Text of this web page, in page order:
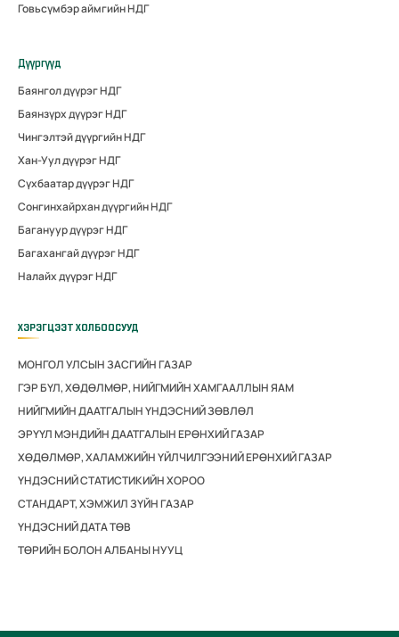
Говьсүмбэр аймгийн НДГ
Дүүргүүд
Баянгол дүүрэг НДГ
Баянзүрх дүүрэг НДГ
Чингэлтэй дүүргийн НДГ
Хан-Уул дүүрэг НДГ
Сүхбаатар дүүрэг НДГ
Сонгинхайрхан дүүргийн НДГ
Багануур дүүрэг НДГ
Багахангай дүүрэг НДГ
Налайх дүүрэг НДГ
ХЭРЭГЦЭЭТ ХОЛБООСУУД
МОНГОЛ УЛСЫН ЗАСГИЙН ГАЗАР
ГЭР БҮЛ, ХӨДӨЛМӨР, НИЙГМИЙН ХАМГААЛЛЫН ЯАМ
НИЙГМИЙН ДААТГАЛЫН ҮНДЭСНИЙ ЗӨВЛӨЛ
ЭРҮҮЛ МЭНДИЙН ДААТГАЛЫН ЕРӨНХИЙ ГАЗАР
ХӨДӨЛМӨР, ХАЛАМЖИЙН ҮЙЛЧИЛГЭЭНИЙ ЕРӨНХИЙ ГАЗАР
ҮНДЭСНИЙ СТАТИСТИКИЙН ХОРОО
СТАНДАРТ, ХЭМЖИЛ ЗҮЙН ГАЗАР
ҮНДЭСНИЙ ДАТА ТӨВ
ТӨРИЙН БОЛОН АЛБАНЫ НУУЦ